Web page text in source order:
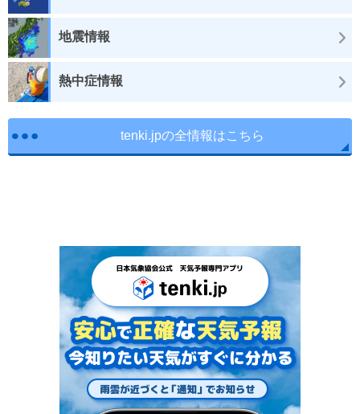
地震情報
熱中症情報
tenki.jpの全情報はこちら